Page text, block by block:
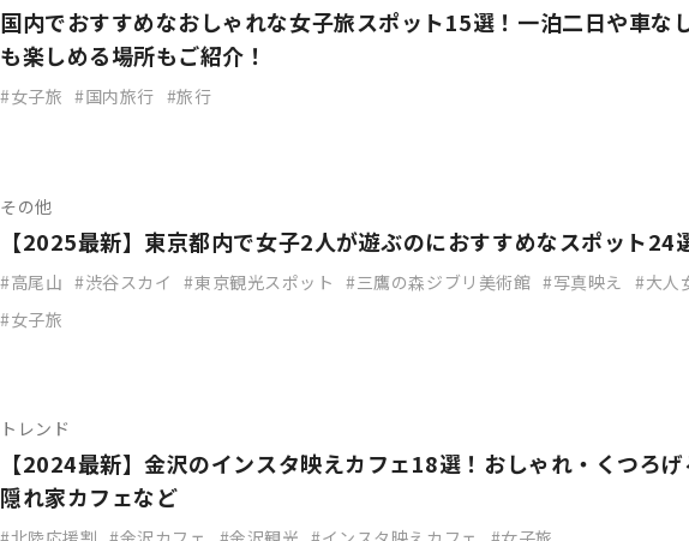
国内でおすすめなおしゃれな女子旅スポット15選！一泊二日や車な
も楽しめる場所もご紹介！
女子旅 国内旅行 旅行
その他
【2025最新】東京都内で女子2人が遊ぶのにおすすめなスポット24
高尾山 渋谷スカイ 東京観光スポット 三鷹の森ジブリ美術館 写真映え
大人
女子旅
トレンド
【2024最新】金沢のインスタ映えカフェ18選！おしゃれ・くつろげ
隠れ家カフェなど